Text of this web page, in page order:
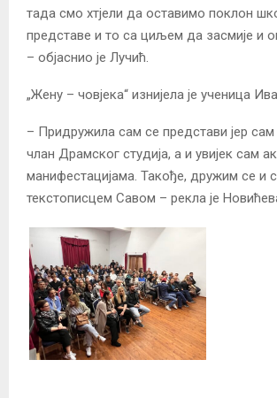
тада смо хтјели да оставимо поклон
представе и то са циљем да засмије и
– објаснио је Лучић.
„Жену – човјека“ изнијела је ученица
– Придружила сам се представи јер сам
члан Драмског студија, а и увијек сам
манифестацијама. Такође, дружим се и
текстописцем Савом – рекла је